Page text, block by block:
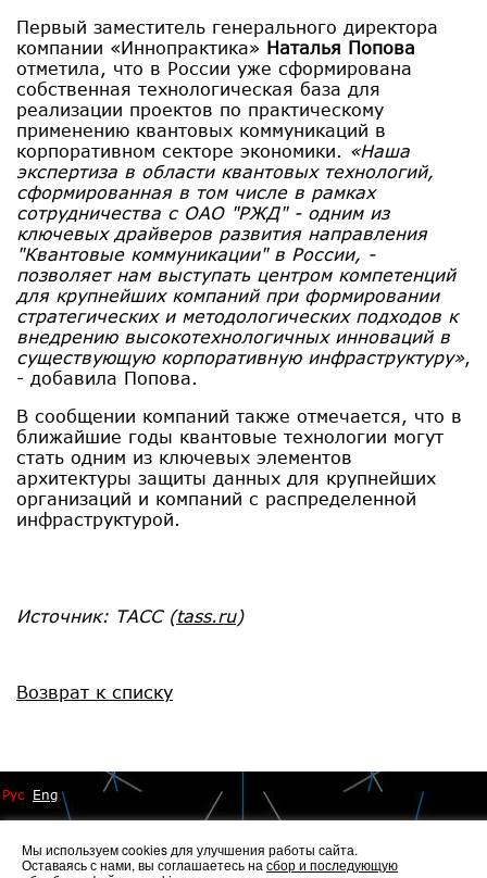
Первый заместитель генерального директора
компании «Иннопрактика» Наталья Попова
отметила, что в России уже сформирована
собственная технологическая база для
реализации проектов по практическому
применению квантовых коммуникаций в
корпоративном секторе экономики. «Наша
экспертиза в области квантовых технологий,
сформированная в том числе в рамках
сотрудничества с ОАО "РЖД" - одним из
ключевых драйверов развития направления
"Квантовые коммуникации" в России, -
позволяет нам выступать центром компетенций
для крупнейших компаний при формировании
стратегических и методологических подходов к
внедрению высокотехнологичных инноваций в
существующую корпоративную инфраструктуру»,
- добавила Попова.
В сообщении компаний также отмечается, что в
ближайшие годы квантовые технологии могут
стать одним из ключевых элементов
архитектуры защиты данных для крупнейших
организаций и компаний с распределенной
инфраструктурой.
Источник: ТАСС (tass.ru)
Возврат к списку
Рус Eng
Мы используем cookies для улучшения работы сайта.
Оставаясь с нами, вы соглашаетесь на сбор и последующую